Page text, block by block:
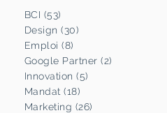
BCI (53)
Design (30)
Emploi (8)
Google Partner (2)
Innovation (5)
Mandat (18)
Marketing (26)